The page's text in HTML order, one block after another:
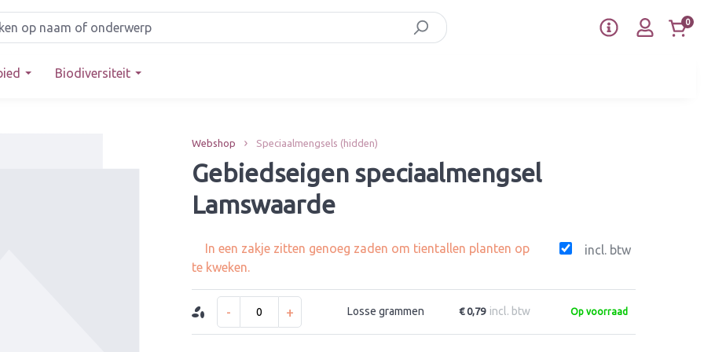
0
Biodiversiteit
Webshop Speciaalmengsels (hidden)
Gebiedseigen speciaalmengsel
Lamswaarde
In een zakje zitten genoeg zaden om tientallen planten op
te kweken.
incl. btw
- + Losse grammen € 0,79 incl. btw Op voorraad